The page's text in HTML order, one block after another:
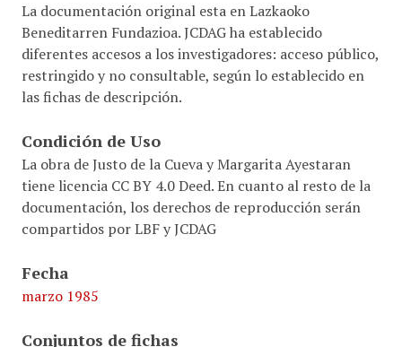
La documentación original esta en Lazkaoko
Beneditarren Fundazioa. JCDAG ha establecido
diferentes accesos a los investigadores: acceso público,
restringido y no consultable, según lo establecido en
las fichas de descripción.
Condición de Uso
La obra de Justo de la Cueva y Margarita Ayestaran
tiene licencia CC BY 4.0 Deed. En cuanto al resto de la
documentación, los derechos de reproducción serán
compartidos por LBF y JCDAG
Fecha
marzo 1985
Conjuntos de fichas